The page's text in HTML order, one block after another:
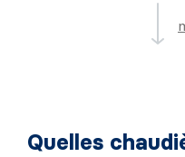
Quelles